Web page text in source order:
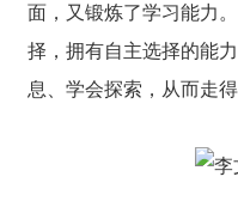
面，又锻炼了学习能力
择，拥有自主选择的能
息、学会探索，从而走得